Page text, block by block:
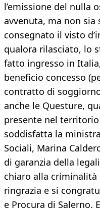
l’emissione del nulla
avvenuta, ma non
consegnato il visto
qualora rilasciato, lo
fatto ingresso in
beneficio concesso
contratto di
anche le Questure,
presente nel
soddisfatta la
Sociali, Marina
di garanzia della
chiaro alla criminalità
ringrazia e si
e Procura di Salerno.